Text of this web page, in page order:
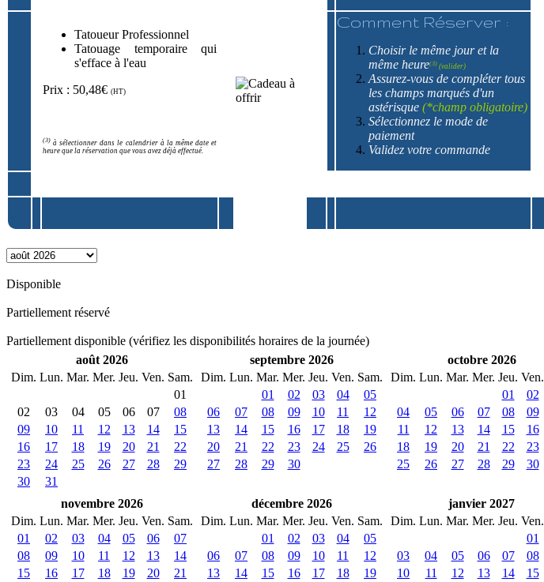
Tatoueur Professionnel
Tatouage temporaire qui
s'efface à l'eau
Prix : 50,48€ (HT)
(3) à sélectionner dans le calendrier à la même date et
heure que la réservation que vous avez déjà effectué.
Comment Réserver :
Choisir le même jour et la
même heure(3) (valider)
Assurez-vous de compléter tous
les champs marqués d'un
astérisque (*champ obligatoire)
Sélectionnez le mode de
paiement
Validez votre commande
Disponible
Partiellement réservé
Partiellement disponible (vérifiez les disponibilités horaires de la journée)
août 2026
Dim. Lun. Mar. Mer. Jeu. Ven. Sam.
01
02
03 04 05 06 07
08
09
10 11 12 13 14
15
16
17 18 19 20 21
22
23
24 25 26 27 28
29
30
31
septembre 2026
Dim. Lun. Mar. Mer. Jeu. Ven. Sam.
01
02 03 04
05
06
07 08 09 10 11
12
13
14 15 16 17 18
19
20
21 22 23 24 25
26
27
28 29 30
octobre 2026
Dim. Lun. Mar. Mer. Jeu. Ven.
01
02
04
05 06 07 08 09
11
12 13 14 15 16
18
19 20 21 22 23
25
26 27 28 29 30
novembre 2026
Dim. Lun. Mar. Mer. Jeu. Ven. Sam.
01
02 03 04 05 06
07
08
09 10 11 12 13
14
15
16 17 18 19 20 21
décembre 2026
Dim. Lun. Mar. Mer. Jeu. Ven. Sam.
01
02 03 04
05
06
07 08 09 10 11
12
13
14 15 16 17 18 19
janvier 2027
Dim. Lun. Mar. Mer. Jeu. Ven.
01
03
04 05 06 07 08
10
11 12 13 14 15